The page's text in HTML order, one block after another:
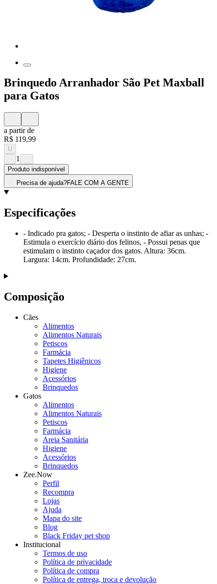
Brinquedo Arranhador São Pet Maxball
para Gatos
a partir de
R$ 119,99
U
1
Produto indisponível
Precisa de ajuda?FALE COM A GENTE
Especificações
- Indicado pra gatos; - Desperta o instinto de afiar as unhas; -
Estimula o exercício diário dos felinos, - Possui penas que
estimulam o instinto caçador dos gatos. Altura: 36cm.
Largura: 14cm. Profundidade: 27cm.
Composição
Cães
Alimentos
Alimentos Naturais
Petiscos
Farmácia
Tapetes Higiênicos
Higiene
Acessórios
Brinquedos
Gatos
Alimentos
Alimentos Naturais
Petiscos
Farmácia
Areia Sanitária
Higiene
Acessórios
Brinquedos
Zee.Now
Perfil
Recompra
Lojas
Ajuda
Mapa do site
Blog
Black Friday pet shop
Institucional
Termos de uso
Política de privacidade
Política de compra
Política de entrega, troca e devolução